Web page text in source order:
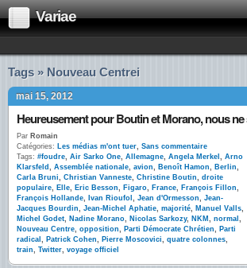
Variae
Tags » Nouveau Centrei
mai 15, 2012
Par Romain
Catégories: Les médias m'ont tuer, Sans commentaire
Tags: #foudre, Air Sarko One, Allemagne, Angela Merkel , Arno
Klarsfeld , Assemblée nationale, avion, Benoît Hamon, Berlin,
Carla Bruni, Christian Vanneste, Christine Boutin, droite
populaire, Elle, Eric Besson, Figaro, France, François Fillon,
François Hollande, Ivan Rioufol , Jean d'Ormesson, Jean-
Jacques Bourdin, Jean-Michel Aphatie, majorité, Manuel Valls,
Michel Godet, Nadine Morano, Nicolas Sarkozy, NKM , normal ,
Nouveau Centre, opposition, Parti Démocrate Chrétien, Parti
radical , Patrick Cohen, Pierre Moscovici, quatre colonnes,
train, Twitter, voyage officiel